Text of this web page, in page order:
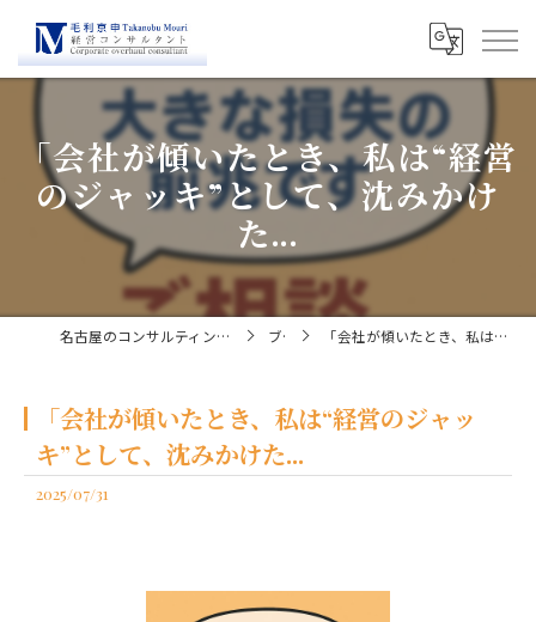
「会社が傾いたとき、私は“経営
のジャッキ”として、沈みかけ
た...
名古屋のコンサルティングなら経営コンサルタント毛利京申 ブログ 「会社が傾いたとき、私は“経営のジャッキ”として、沈みかけた...
「会社が傾いたとき、私は“経営のジャッ
キ”として、沈みかけた...
2025/07/31